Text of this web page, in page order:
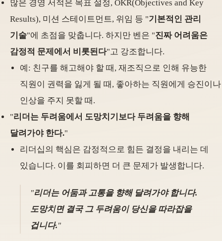
많은 경영 서적은 목표 설정, OKR(Objectives and Key
Results), 미션 스테이트먼트, 위임 등 "기본적인 관리
기술"에 초점을 맞춥니다. 하지만 벤은 "진짜 어려움은
감정적 문제에서 비롯된다"고 강조합니다.
예: 친구를 해고해야 할 때, 재조직으로 인해 유능한
직원이 권력을 잃게 될 때, 좋아하는 직원에게 승진이나
인상을 주지 못할 때.
"리더는 두려움에서 도망치기보다 두려움을 향해
달려가야 한다."
리더십의 핵심은 감정적으로 힘든 결정을 내리는 데
있습니다. 이를 회피하면 더 큰 문제가 발생합니다.
"리더는 어둠과 고통을 향해 달려가야 합니다.
도망치면 결국 그 두려움이 당신을 따라잡을
겁니다."